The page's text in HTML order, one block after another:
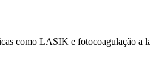
como LASIK e fotocoagulação a